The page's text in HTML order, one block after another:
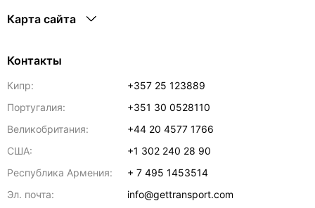
Карта сайта
Контакты
Кипр:
+357 25 123889
Португалия:
+351 30 0528110
Великобритания:
+44 20 4577 1766
США:
+1 302 240 28 90
Республика Армения:
+ 7 495 1453514
Эл. почта:
info@gettransport.com